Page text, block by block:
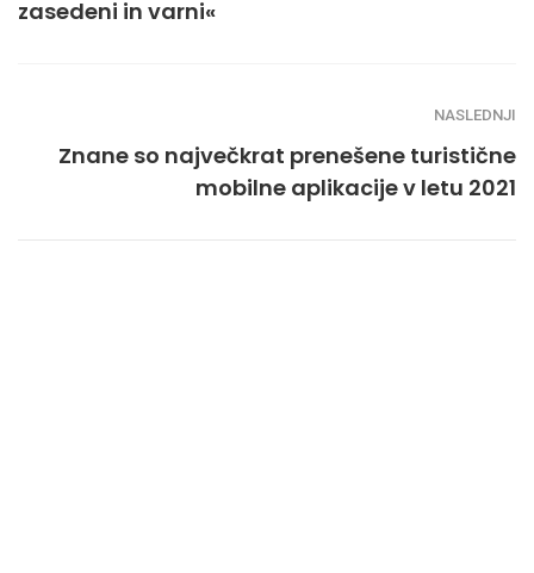
zasedeni in varni«
NASLEDNJI
Znane so največkrat prenešene turistične
mobilne aplikacije v letu 2021